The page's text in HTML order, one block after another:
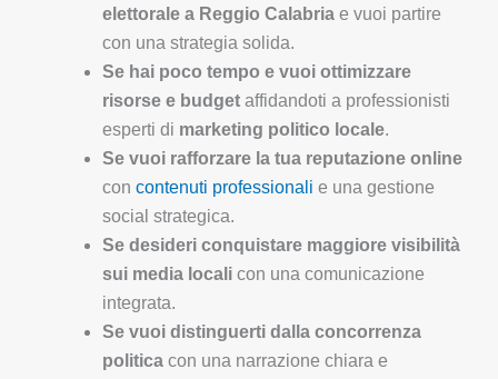
elettorale a Reggio Calabria e vuoi partire
con una strategia solida.
Se hai poco tempo e vuoi ottimizzare
risorse e budget affidandoti a professionisti
esperti di marketing politico locale.
Se vuoi rafforzare la tua reputazione online
con contenuti professionali e una gestione
social strategica.
Se desideri conquistare maggiore visibilità
sui media locali con una comunicazione
integrata.
Se vuoi distinguerti dalla concorrenza
politica con una narrazione chiara e